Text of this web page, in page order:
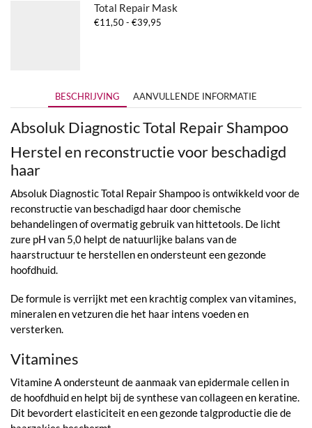
Total Repair Mask
€11,50- €39,95
BESCHRIJVING AANVULLENDE INFORMATIE
Absoluk Diagnostic Total Repair Shampoo
Herstel en reconstructie voor beschadigd
haar
Absoluk Diagnostic Total Repair Shampoo is ontwikkeld voor de
reconstructie van beschadigd haar door chemische
behandelingen of overmatig gebruik van hittetools. De licht
zure pH van 5,0 helpt de natuurlijke balans van de
haarstructuur te herstellen en ondersteunt een gezonde
hoofdhuid.
De formule is verrijkt met een krachtig complex van vitamines,
mineralen en vetzuren die het haar intens voeden en
versterken.
Vitamines
Vitamine A ondersteunt de aanmaak van epidermale cellen in
de hoofdhuid en helpt bij de synthese van collageen en keratine.
Dit bevordert elasticiteit en een gezonde talgproductie die de